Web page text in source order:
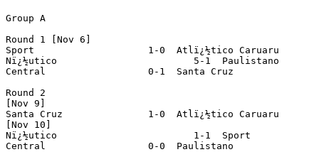
Group A
Round 1 [Nov 6]
Sport			 1-0  Atlï¿½tico Caruaru
Nï¿½utico			 5-1  Paulistano
Central			 0-1  Santa Cruz
Round 2
[Nov 9]
Santa Cruz		 1-0  Atlï¿½tico Caruaru
[Nov 10]
Nï¿½utico			 1-1  Sport
Central			 0-0  Paulistano